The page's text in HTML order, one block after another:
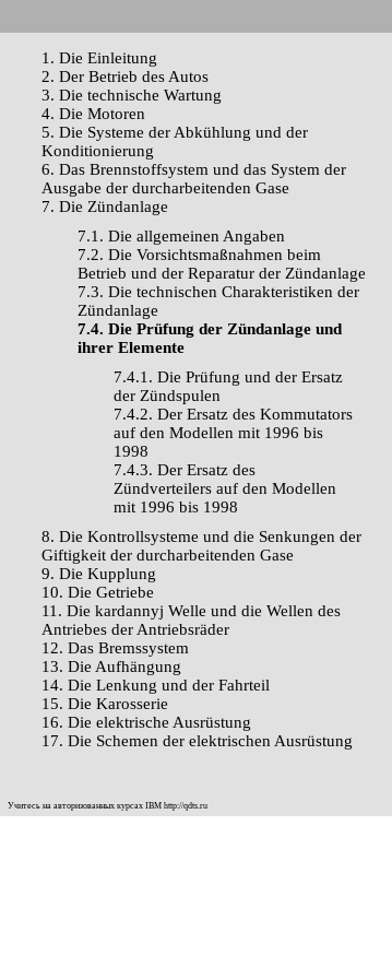
1. Die Einleitung
2. Der Betrieb des Autos
3. Die technische Wartung
4. Die Motoren
5. Die Systeme der Abkühlung und der
Konditionierung
6. Das Brennstoffsystem und das System der
Ausgabe der durcharbeitenden Gase
7. Die Zündanlage
7.1. Die allgemeinen Angaben
7.2. Die Vorsichtsmaßnahmen beim
Betrieb und der Reparatur der Zündanlage
7.3. Die technischen Charakteristiken der
Zündanlage
7.4. Die Prüfung der Zündanlage und
ihrer Elemente
7.4.1. Die Prüfung und der Ersatz
der Zündspulen
7.4.2. Der Ersatz des Kommutators
auf den Modellen mit 1996 bis
1998
7.4.3. Der Ersatz des
Zündverteilers auf den Modellen
mit 1996 bis 1998
8. Die Kontrollsysteme und die Senkungen der
Giftigkeit der durcharbeitenden Gase
9. Die Kupplung
10. Die Getriebe
11. Die kardannyj Welle und die Wellen des
Antriebes der Antriebsräder
12. Das Bremssystem
13. Die Aufhängung
14. Die Lenkung und der Fahrteil
15. Die Karosserie
16. Die elektrische Ausrüstung
17. Die Schemen der elektrischen Ausrüstung
Учитесь на авторизованных курсах IBM http://qdts.ru